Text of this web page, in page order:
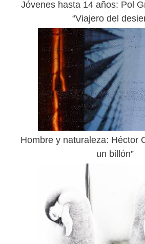
Jóvenes hasta 14 años: Pol
“Viajero del
Hombre y naturaleza: Héctor
un billón”